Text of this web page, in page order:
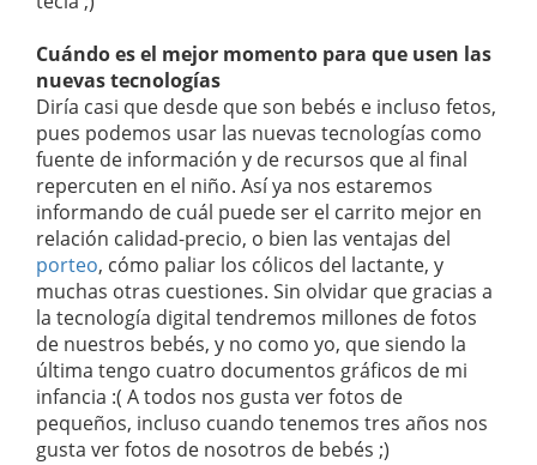
Cuándo es el mejor momento para que usen las
nuevas tecnologías
Diría casi que desde que son bebés e incluso fetos,
pues podemos usar las nuevas tecnologías como
fuente de información y de recursos que al final
repercuten en el niño. Así ya nos estaremos
informando de cuál puede ser el carrito mejor en
relación calidad-precio, o bien las ventajas del
porteo, cómo paliar los cólicos del lactante, y
muchas otras cuestiones. Sin olvidar que gracias a
la tecnología digital tendremos millones de fotos
de nuestros bebés, y no como yo, que siendo la
última tengo cuatro documentos gráficos de mi
infancia :( A todos nos gusta ver fotos de
pequeños, incluso cuando tenemos tres años nos
gusta ver fotos de nosotros de bebés ;)